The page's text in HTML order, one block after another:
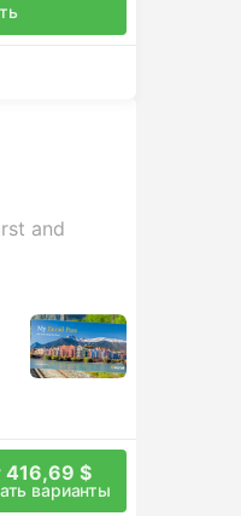
and
416,69 $
варианты